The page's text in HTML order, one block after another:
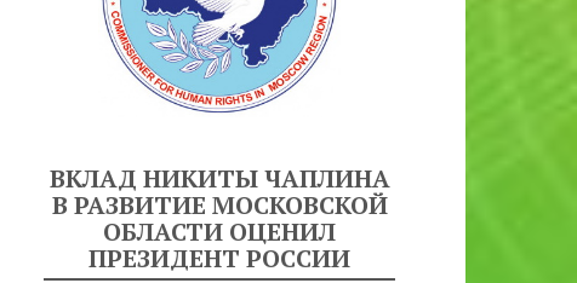
ВКЛАД НИКИТЫ ЧАПЛИНА
В РАЗВИТИЕ МОСКОВСКОЙ
ОБЛАСТИ ОЦЕНИЛ
ПРЕЗИДЕНТ РОССИИ